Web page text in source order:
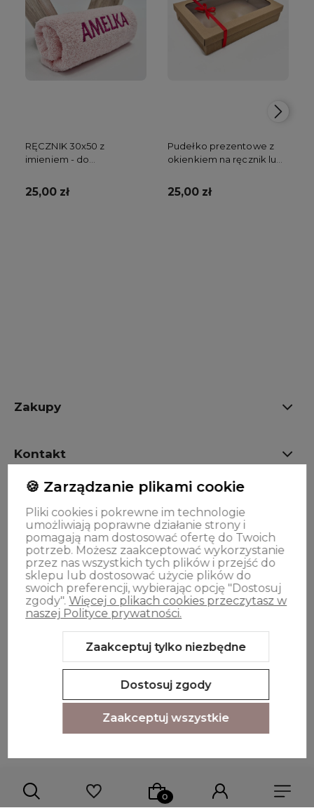
RĘCZNIK 30x50 z
imieniem - do
25,00 zł
Pudełko prezentowe z
okienkiem na ręcznik lub
25,00 zł
Zakupy
Kontakt
Oferta
Sklep internetowy Shoper.pl Szablon Shoper Modern 3.0™
🍪 Zarządzanie plikami cookie
Pliki cookies i pokrewne im technologie
umożliwiają poprawne działanie strony i
pomagają nam dostosować ofertę do Twoich
potrzeb. Możesz zaakceptować wykorzystanie
przez nas wszystkich tych plików i przejść do
sklepu lub dostosować użycie plików do
swoich preferencji, wybierając opcję "Dostosuj
zgody". Więcej o plikach cookies przeczytasz w
naszej Polityce prywatności.
Zaakceptuj tylko niezbędne
Dostosuj zgody
Zaakceptuj wszystkie